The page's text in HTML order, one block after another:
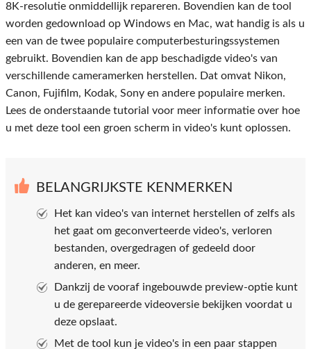
8K-resolutie onmiddellijk repareren. Bovendien kan de tool
worden gedownload op Windows en Mac, wat handig is als u
een van de twee populaire computerbesturingssystemen
gebruikt. Bovendien kan de app beschadigde video's van
verschillende cameramerken herstellen. Dat omvat Nikon,
Canon, Fujifilm, Kodak, Sony en andere populaire merken.
Lees de onderstaande tutorial voor meer informatie over hoe
u met deze tool een groen scherm in video's kunt oplossen.
BELANGRIJKSTE KENMERKEN
Het kan video's van internet herstellen of zelfs als
het gaat om geconverteerde video's, verloren
bestanden, overgedragen of gedeeld door
anderen, en meer.
Dankzij de vooraf ingebouwde preview-optie kunt
u de gerepareerde videoversie bekijken voordat u
deze opslaat.
Met de tool kun je video's in een paar stappen